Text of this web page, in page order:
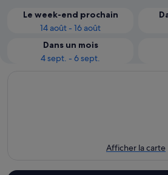
Le week-end prochain
14 août - 16 août
Dans un mois
4 sept. - 6 sept.
Afficher la carte